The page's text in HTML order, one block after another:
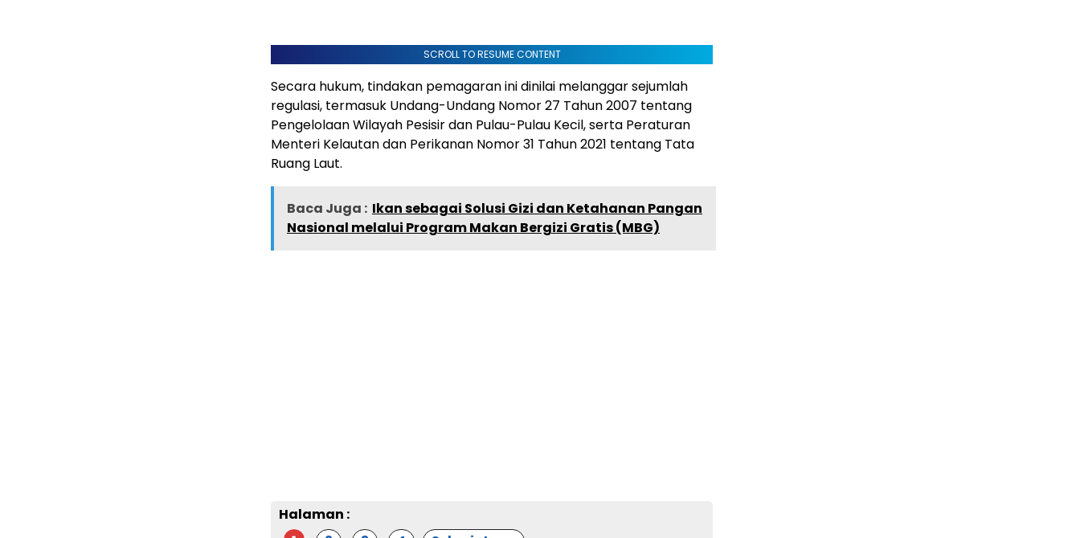
SCROLL TO RESUME CONTENT
Secara hukum, tindakan pemagaran ini dinilai melanggar sejumlah
regulasi, termasuk Undang-Undang Nomor 27 Tahun 2007 tentang
Pengelolaan Wilayah Pesisir dan Pulau-Pulau Kecil, serta Peraturan
Menteri Kelautan dan Perikanan Nomor 31 Tahun 2021 tentang Tata
Ruang Laut.
Baca Juga : Ikan sebagai Solusi Gizi dan Ketahanan Pangan
Nasional melalui Program Makan Bergizi Gratis (MBG)
Halaman :